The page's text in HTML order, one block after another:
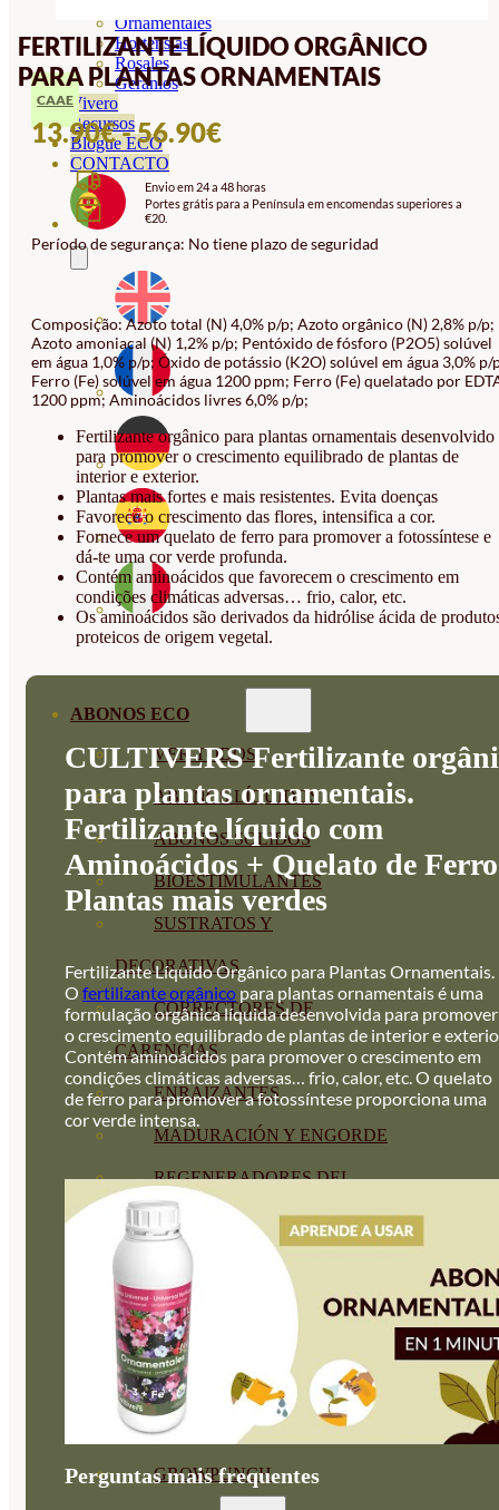
Ornamentales
Hortensias
Rosales
Geranios
Vivero
Recursos
Blogue ECO
CONTACTO
ABONOS ECO
VER TODOS
ABONOS LÍQUIDOS
ABONOS SOLIDOS
BIOESTIMULANTES
SUSTRATOS Y
DECORATIVAS
CORRECTORES DE
CARENCIAS
ENRAIZANTES
MADURACIÓN Y ENGORDE
REGENERADORES DEL
SUELO
ÁCIDOS HÚMICOS
MATERIAS PRIMAS
PROTECCIÓN CULTIVOS Y
PLANTAS
PLANTAS INTERIOR
GROWPUNCH
FERTILIZANTE LÍQUIDO ORGÂNICO
PARA PLANTAS ORNAMENTAIS
CAAE
13.90€-56.90€INTERVALO
PREÇOS:
A
Envio em 24 a 48 horas
Portes grátis para a Península em encomendas superiores a
€20.
Período de segurança: No tiene plazo de seguridad
Composição: Azoto total (N) 4,0% p/p; Azoto orgânico (N) 2,8% p/p;
Azoto amoniacal (N) 1,2% p/p; Pentóxido de fósforo (P2O5) solúvel
em água 1,0% p/p; Óxido de potássio (K2O) solúvel em água 3,0% p/
Ferro (Fe) solúvel em água 1200 ppm; Ferro (Fe) quelatado por
1200 ppm; Aminoácidos livres 6,0% p/p;
Fertilizante orgânico para plantas ornamentais desenvolvido
para promover o crescimento equilibrado de plantas de
interior e exterior.
Plantas mais fortes e mais resistentes. Evita doenças
Favorece o crescimento das flores, intensifica a cor.
Fornece um quelato de ferro para promover a fotossíntese e
dá-te uma cor verde profunda.
Contém aminoácidos que favorecem o crescimento em
condições climáticas adversas… frio, calor, etc.
Os aminoácidos são derivados da hidrólise ácida de
proteicos de origem vegetal.
CULTIVERS Fertilizante
para plantas ornamentais.
Fertilizante líquido com
Aminoácidos + Quelato de
Plantas mais verdes
Fertilizante Líquido Orgânico para Plantas Ornamentais.
O fertilizante orgânico para plantas ornamentais é uma
formulação orgânica líquida desenvolvida para promover
o crescimento equilibrado de plantas de interior e
Contém aminoácidos para promover o crescimento em
condições climáticas adversas… frio, calor, etc. O quelato
de ferro para promover a fotossíntese proporciona uma
cor verde intensa.
Perguntas mais frequentes